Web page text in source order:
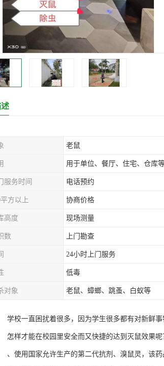
老鼠
用于单位、餐厅、住宅、仓库
服务时间 电话预约
平方以上 协商价格
高度 现场测量
数 上门勘查
24小时上门服务
低毒
对象 老鼠、蟑螂、跳蚤、白蚁等
学校一直困扰着很多，因为学生很多都有对新鲜
怎样才能在校园里安全而又快捷的达到灭鼠效果呢
、使用国家允许生产的第二代抗剂、溴鼠灵，该